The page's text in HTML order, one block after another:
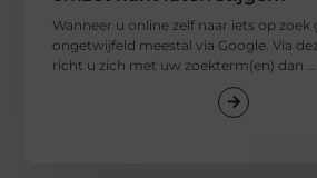
Wanneer u online zelf naar iets op zoek
ongetwijfeld meestal via Google. Via
richt u zich met uw zoekterm(en) dan ...